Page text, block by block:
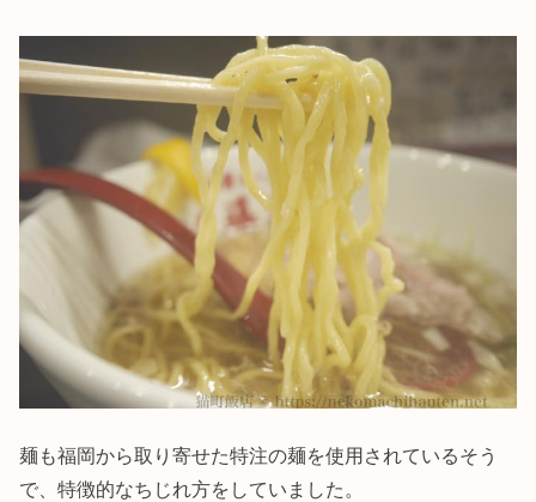
麺も福岡から取り寄せた特注の麺を使用されているそう
で、特徴的なちじれ方をしていました。